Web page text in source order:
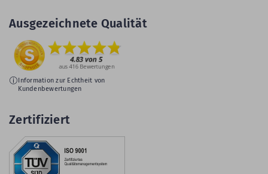
Ausgezeichnete Qualität
Information zur Echtheit von
Kundenbewertungen
Zertifiziert